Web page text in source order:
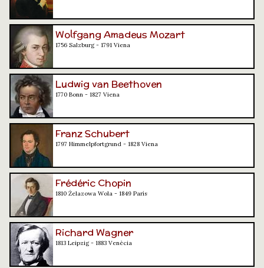
Wolfgang Amadeus Mozart
1756 Salzburg - 1791 Viena
Ludwig van Beethoven
1770 Bonn - 1827 Viena
Franz Schubert
1797 Himmelpfortgrund - 1828 Viena
Frédéric Chopin
1810 Żelazowa Wola - 1849 París
Richard Wagner
1813 Leipzig - 1883 Venècia